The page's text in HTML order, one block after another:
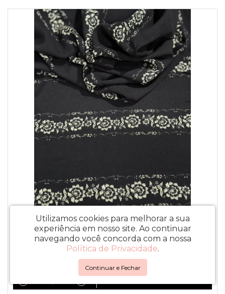
Viscose Fileiras Florais Fundo Preto
R$ 59,90/m
Utilizamos cookies para melhorar a sua
experiência em nosso site. Ao continuar
navegando você concorda com a nossa
Política de Privacidade.
Continuar e Fechar